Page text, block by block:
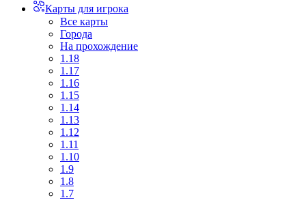
Карты для игрока
Все карты
Города
На прохождение
1.18
1.17
1.16
1.15
1.14
1.13
1.12
1.11
1.10
1.9
1.8
1.7